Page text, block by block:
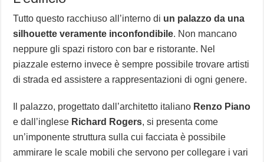
Tutto questo racchiuso all’interno di un palazzo da una
silhouette veramente inconfondibile. Non mancano
neppure gli spazi ristoro con bar e ristorante. Nel
piazzale esterno invece è sempre possibile trovare artisti
di strada ed assistere a rappresentazioni di ogni genere.
Il palazzo, progettato dall’architetto italiano Renzo Piano
e dall’inglese Richard Rogers, si presenta come
un’imponente struttura sulla cui facciata è possibile
ammirare le scale mobili che servono per collegare i vari